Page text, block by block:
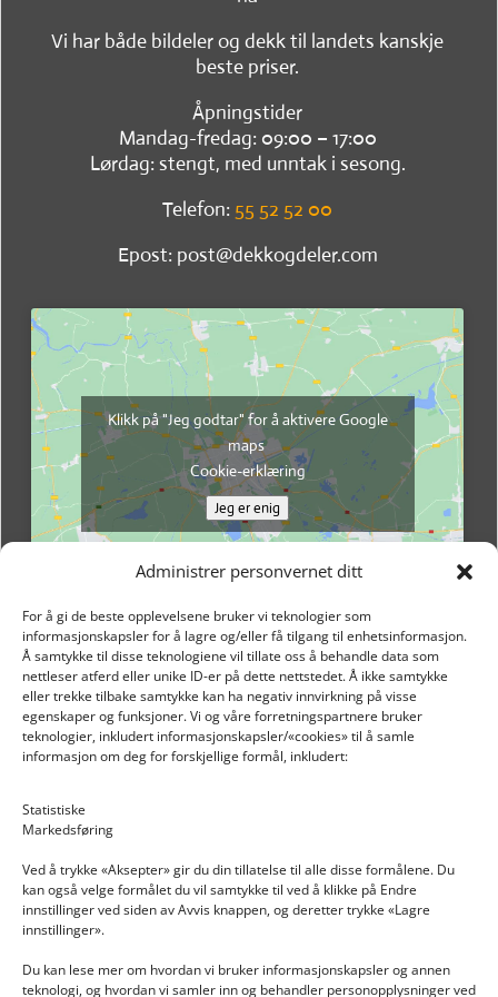
Administrer personvernet ditt
For å gi de beste opplevelsene bruker vi teknologier som
informasjonskapsler for å lagre og/eller få tilgang til enhetsinformasjon.
Å samtykke til disse teknologiene vil tillate oss å behandle data som
nettleser atferd eller unike ID-er på dette nettstedet. Å ikke samtykke
eller trekke tilbake samtykke kan ha negativ innvirkning på visse
egenskaper og funksjoner. Vi og våre forretningspartnere bruker
teknologier, inkludert informasjonskapsler/«cookies» til å samle
informasjon om deg for forskjellige formål, inkludert:
Statistiske
Markedsføring
Ved å trykke «Aksepter» gir du din tillatelse til alle disse formålene. Du
kan også velge formålet du vil samtykke til ved å klikke på Endre
innstillinger ved siden av Avvis knappen, og deretter trykke «Lagre
innstillinger».
Du kan lese mer om hvordan vi bruker informasjonskapsler og annen
teknologi, og hvordan vi samler inn og behandler personopplysninger ved
Vi har både bildeler og dekk til landets kanskje
beste priser.
Åpningstider
Mandag-fredag: 09:00 – 17:00
Lørdag: stengt, med unntak i sesong.
Telefon: 55 52 52 00
Epost: post@dekkogdeler.com
Klikk på "Jeg godtar" for å aktivere Google
maps
Cookie-erklæring
Jeg er enig
INFORMASJON